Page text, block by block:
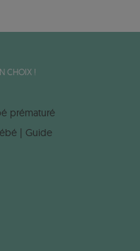
CHOIX !
prématuré
| Guide